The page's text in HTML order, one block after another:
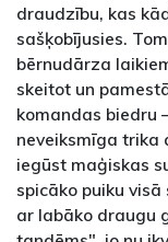
draudzību, kas
sašķobījusies.
bērnudārza
skeitot un
komandas biedru
neveiksmīga trika
iegūst maģiskas
spicāko puiku
ar labāko draugu